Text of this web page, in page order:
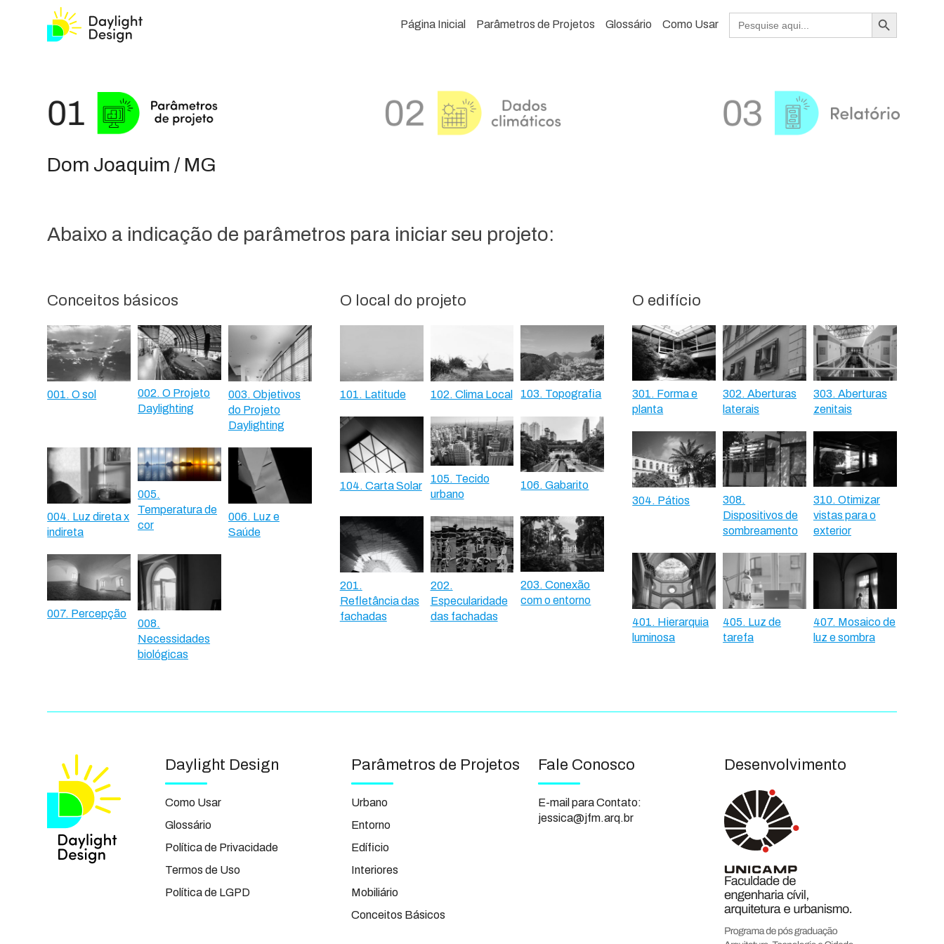
Página Inicial Parâmetros de Projetos Glossário Como Usar
Search
Search Button
Dom Joaquim / MG
Abaixo a indicação de parâmetros para iniciar seu projeto:
Conceitos básicos
001. O sol
002. O Projeto
Daylighting
003. Objetivos
do Projeto
Daylighting
004. Luz direta x
indireta
005.
Temperatura de
cor
006. Luz e
Saúde
007. Percepção
008.
Necessidades
biológicas
O local do projeto
101. Latitude 102. Clima Local 103. Topografia
104. Carta Solar
105. Tecido
urbano
106. Gabarito
201.
Refletância das
fachadas
202.
Especularidade
das fachadas
203. Conexão
com o entorno
O edifício
301. Forma e
planta
302. Aberturas
laterais
303. Aberturas
zenitais
304. Pátios
308.
Dispositivos de
sombreamento
310. Otimizar
vistas para o
exterior
401. Hierarquia
luminosa
405. Luz de
tarefa
407. Mosaico de
luz e sombra
Daylight Design
Como Usar
Glossário
Política de Privacidade
Termos de Uso
Política de LGPD
Parâmetros de Projetos
Urbano
Entorno
Edíficio
Interiores
Mobiliário
Conceitos Básicos
Fale Conosco
E-mail para Contato:
jessica@jfm.arq.br
Desenvolvimento